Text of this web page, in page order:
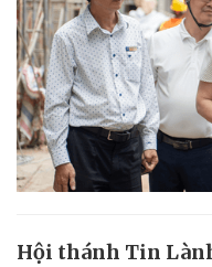
Hội thánh Tin